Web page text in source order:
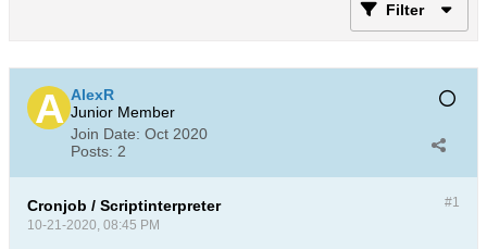
Filter
AlexR
Junior Member
Join Date: Oct 2020
Posts: 2
#1
Cronjob / Scriptinterpreter
10-21-2020, 08:45 PM